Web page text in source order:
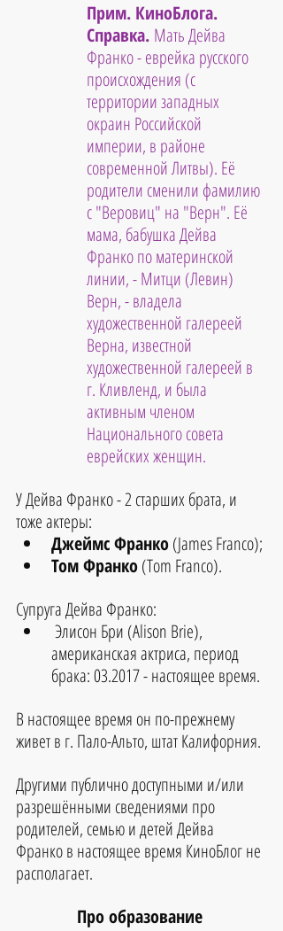
Прим. КиноБлога.
Справка. Мать Дейва
Франко - еврейка русского
происхождения (с
территории западных
окраин Российской
империи, в районе
современной Литвы). Её
родители сменили фамилию
с "Веровиц" на "Верн". Её
мама, бабушка Дейва
Франко по материнской
линии, - Митци (Левин)
Верн, - владела
художественной галереей
Верна, известной
художественной галереей в
г. Кливленд, и была
активным членом
Национального совета
еврейских женщин.
У Дейва Франко - 2 старших брата, и
тоже актеры:
Джеймс Франко (James Franco);
Том Франко (Tom Franco).
Супруга Дейва Франко:
американская актриса, период
брака: 03.2017 - настоящее время.
В настоящее время он по-прежнему
живет в г. Пало-Альто, штат Калифорния.
Другими публично доступными и/или
разрешёнными сведениями про
родителей, семью и детей Дейва
Франко в настоящее время КиноБлог не
располагает.
Про образование